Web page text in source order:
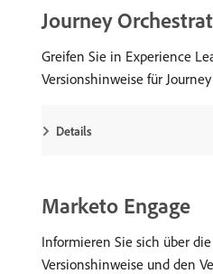
Journey
Greifen Sie in Experience
Versionshinweise für
Details
Marketo Engage
Informieren Sie sich über
Versionshinweise und den